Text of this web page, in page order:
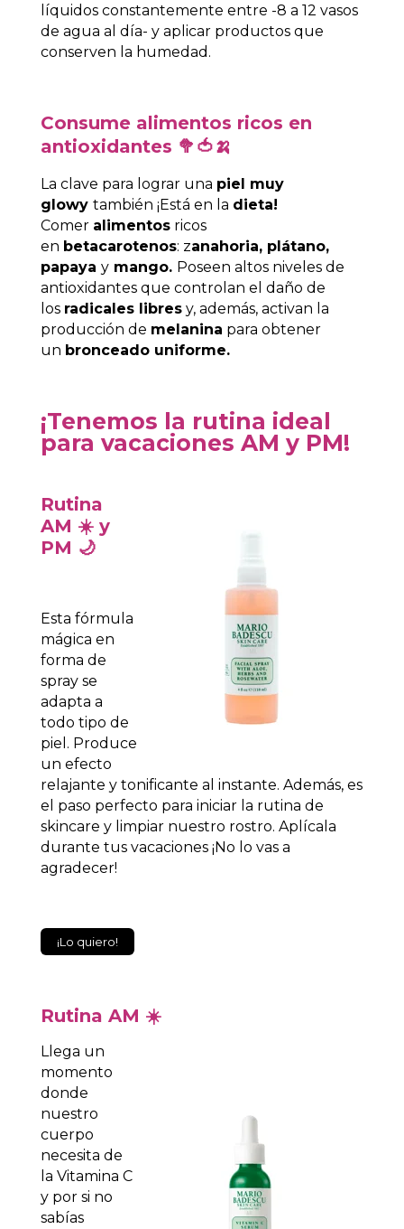
líquidos constantemente entre -8 a 12 vasos
de agua al día- y aplicar productos que
conserven la humedad.
Consume alimentos ricos en
antioxidantes 🥦🍅🍌
La clave para lograr una piel muy
glowy también ¡Está en la dieta!
Comer alimentos ricos
en betacarotenos: zanahoria, plátano,
papaya y mango. Poseen altos niveles de
antioxidantes que controlan el daño de
los radicales libres y, además, activan la
producción de melanina para obtener
un bronceado uniforme.
¡Tenemos la rutina ideal
para vacaciones AM y PM!
Rutina
AM ☀️ y
PM 🌙
Esta fórmula
mágica en
forma de
spray se
adapta a
todo tipo de
piel. Produce
un efecto
relajante y tonificante al instante. Además, es
el paso perfecto para iniciar la rutina de
skincare y limpiar nuestro rostro. Aplícala
durante tus vacaciones ¡No lo vas a
agradecer!
¡Lo quiero!
Rutina AM ☀️
Llega un
momento
donde
nuestro
cuerpo
necesita de
la Vitamina C
y por si no
sabías